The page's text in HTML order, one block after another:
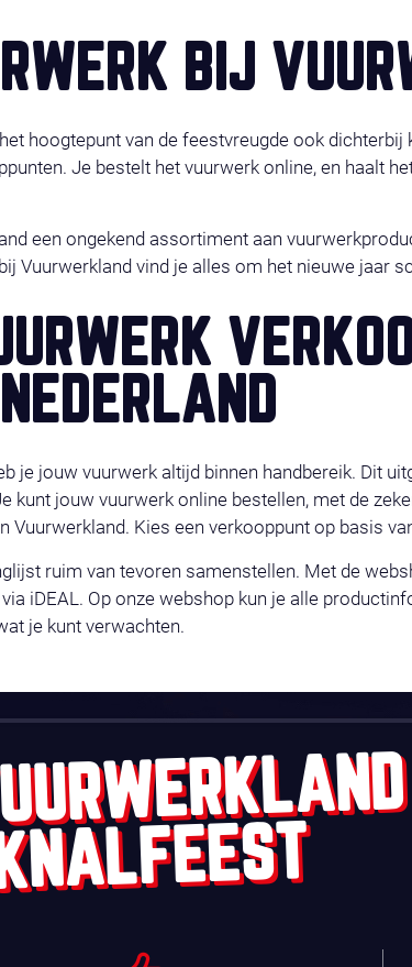
BIJ
hoogtepunt van de feestvreugde ook
Je bestelt het vuurwerk online, en haalt
een ongekend assortiment aan
Vuurwerkland vind je alles om het nieuwe jaar
NEDERLAND
je jouw vuurwerk altijd binnen handbereik. Dit
jouw vuurwerk online bestellen, met de
Vuurwerkland. Kies een verkooppunt op basis
ruim van tevoren samenstellen. Met de
iDEAL. Op onze webshop kun je alle
je kunt verwachten.